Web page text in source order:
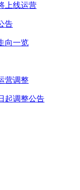
上线运营
告
向一览
营调整
起调整公告